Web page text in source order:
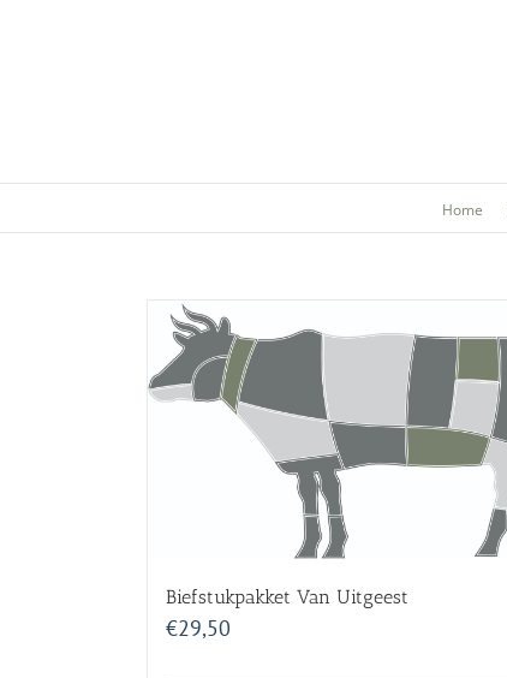
Home
Biefstukpakket Van Uitgeest
€29,50